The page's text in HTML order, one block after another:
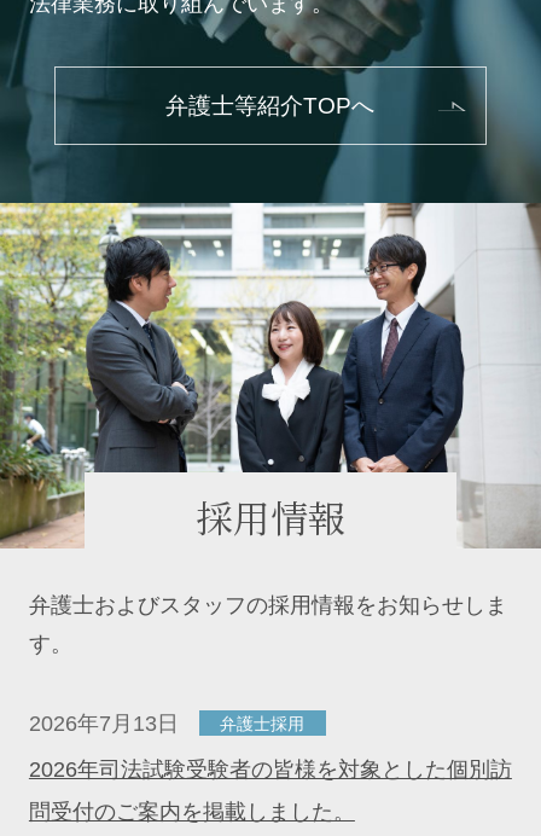
弁護士等紹介TOPへ
採用情報
弁護士およびスタッフの採用情報をお知らせしま
す。
2026年7月13日 弁護士採用
2026年司法試験受験者の皆様を対象とした個別訪
問受付のご案内を掲載しました。